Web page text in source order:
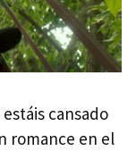
cansado
romance en el